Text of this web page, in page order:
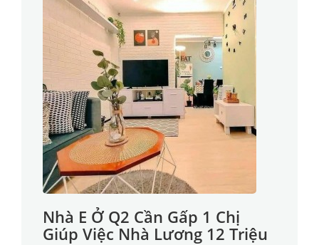
Nhà E Ở Q2 Cần Gấp 1 Chị
Giúp Việc Nhà Lương 12 Triệu